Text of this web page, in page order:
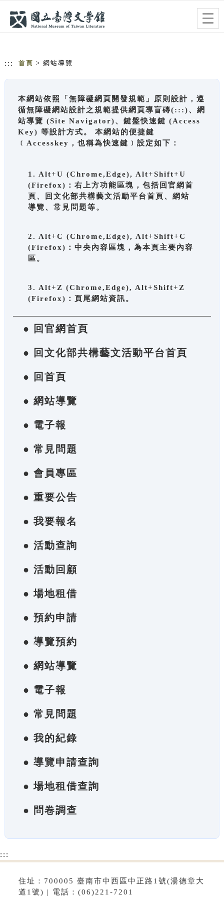
::: 首頁 > 網站導覽
本網站依照「無障礙網頁開發規範」原則設計，遵
循無障礙網站設計之規範提供網頁導盲磚(:::)、網
站導覽 (Site Navigator)、鍵盤快速鍵 (Access
Key) 等設計方式。 本網站的便捷鍵
﹝Accesskey，也稱為快速鍵﹞設定如下：
1. Alt+U (Chrome,Edge), Alt+Shift+U
(Firefox)：右上方功能區塊，包括回官網首
頁、回文化部共構藝文活動平台首頁、網站
導覽、常見問題等。
2. Alt+C (Chrome,Edge), Alt+Shift+C
(Firefox)：中央內容區塊，為本頁主要內容
區。
3. Alt+Z (Chrome,Edge), Alt+Shift+Z
(Firefox)：頁尾網站資訊。
● 回官網首頁
● 回文化部共構藝文活動平台首頁
● 回首頁
● 網站導覽
● 電子報
● 常見問題
● 會員專區
● 重要公告
● 我要報名
● 活動查詢
● 活動回顧
● 場地租借
● 預約申請
● 導覽預約
● 網站導覽
● 電子報
● 常見問題
● 我的紀錄
● 導覽申請查詢
● 場地租借查詢
● 問卷調查
:::
住址：700005 臺南市中西區中正路1號(湯德章大
道1號) | 電話：(06)221-7201